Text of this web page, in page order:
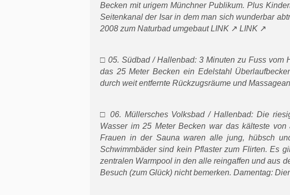
Becken mit urigem Münchner Publikum. Plus
Seitenkanal der Isar in dem man sich wunderbar
2008 zum Naturbad umgebautLINK LINK
□ 05. Südbad / Hallenbad: 3 Minuten zu Fuss vom
das 25 Meter Becken ein Edelstahl
durch weit entfernte Rückzugsräume und
□ 06. Müllersches Volksbad / Hallenbad: Die
Wasser im 25 Meter Becken war das kälteste
Frauen in der Sauna waren alle jung, hübsch
Schwimmbäder sind kein Pflaster zum Flirten. Es
zentralen Warmpool in den alle reingaffen und aus
Besuch (zum Glück) nicht bemerken. Damentag: